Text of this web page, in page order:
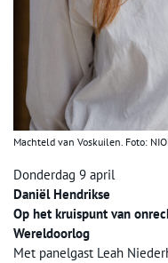
Machteld van Voskuilen. Foto:
Donderdag 9 april
Daniël Hendrikse
Op het kruispunt van
Wereldoorlog
Met panelgast Leah